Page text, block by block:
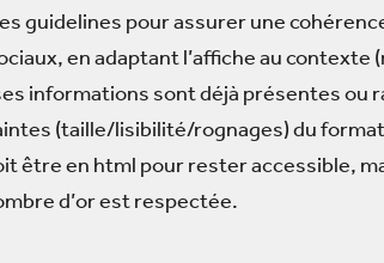
guidelines pour assurer une
en adaptant l’affiche au
informations sont déjà présentes ou
(taille/lisibilité/rognages) du
être en html pour rester accessible,
d’or est respectée.